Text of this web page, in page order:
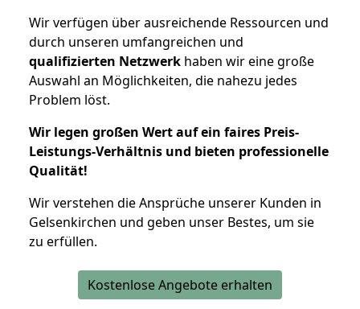
Wir verfügen über ausreichende Ressourcen und
durch unseren umfangreichen und
qualifizierten Netzwerk haben wir eine große
Auswahl an Möglichkeiten, die nahezu jedes
Problem löst.
Wir legen großen Wert auf ein faires Preis-
Leistungs-Verhältnis und bieten professionelle
Qualität!
Wir verstehen die Ansprüche unserer Kunden in
Gelsenkirchen und geben unser Bestes, um sie
zu erfüllen.
Kostenlose Angebote erhalten